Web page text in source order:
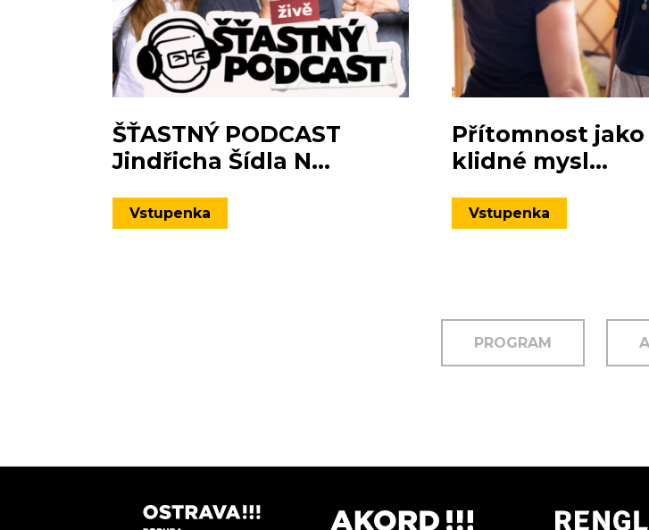
ŠŤASTNÝ PODCAST
Jindřicha Šídla N...
Vstupenka
Přítomnost jako
klidné mysl...
Vstupenka
PROGRAM